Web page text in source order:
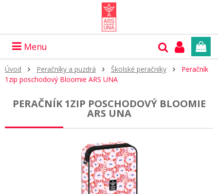
Menu
Úvod Peračníky a puzdrá Školské peračníky
Peračník
1zip poschodový Bloomie ARS UNA
PERAČNÍK 1ZIP POSCHODOVÝ BLOOMIE
ARS UNA